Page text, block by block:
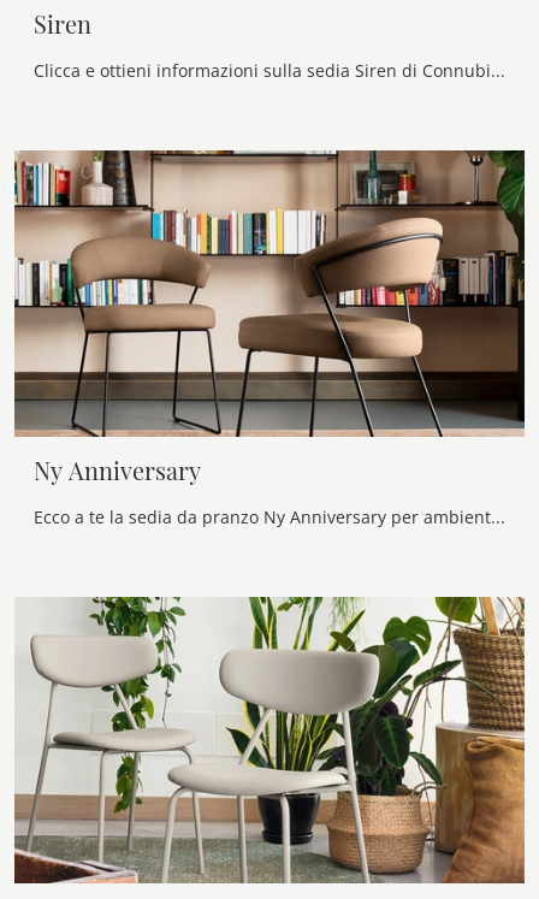
Siren
Clicca e ottieni informazioni sulla sedia Siren di Connubia in ecopelle: le più esclusive Sedie fisse moderne ti aspettano.
Ny Anniversary
Ecco a te la sedia da pranzo Ny Anniversary per ambientazioni moderne, tra le più esclusive Sedie fisse di Connubia.